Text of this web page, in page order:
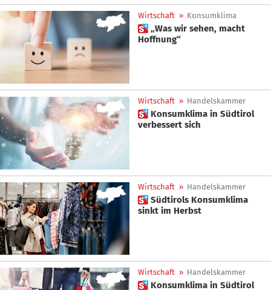
Wirtschaft » Konsumklima
 „Was wir sehen, macht
Hoffnung“
Wirtschaft » Handelskammer
 Konsumklima in Südtirol
verbessert sich
Wirtschaft » Handelskammer
 Südtirols Konsumklima
sinkt im Herbst
Wirtschaft » Handelskammer
 Konsumklima in Südtirol